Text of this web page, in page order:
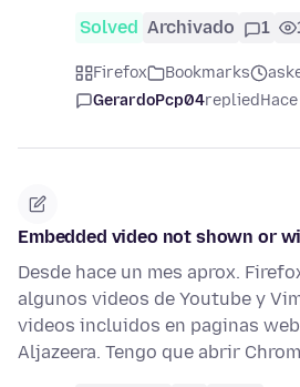
Solved Archivado 1
Firefox Bookmarks
GerardoPcp04replied
Embedded video not shown or
Desde hace un mes aprox.
algunos videos de Youtube y
videos incluidos en paginas
Aljazeera. Tengo que abrir